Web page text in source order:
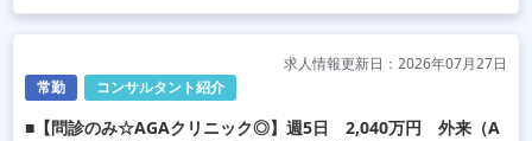
常勤 コンサルタント紹介
求人情報更新日：2026年07月27日
■【問診のみ☆AGAクリニック◎】週5日 2,040万円 外来（A